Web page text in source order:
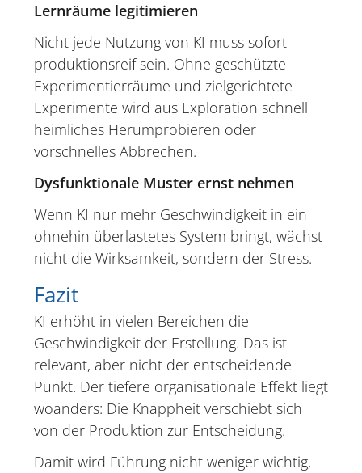
Lernräume legitimieren
Nicht jede Nutzung von KI muss sofort
produktionsreif sein. Ohne geschützte
Experimentierräume und zielgerichtete
Experimente wird aus Exploration schnell
heimliches Herumprobieren oder
vorschnelles Abbrechen.
Dysfunktionale Muster ernst nehmen
Wenn KI nur mehr Geschwindigkeit in ein
ohnehin überlastetes System bringt, wächst
nicht die Wirksamkeit, sondern der Stress.
Fazit
KI erhöht in vielen Bereichen die
Geschwindigkeit der Erstellung. Das ist
relevant, aber nicht der entscheidende
Punkt. Der tiefere organisationale Effekt liegt
woanders: Die Knappheit verschiebt sich
von der Produktion zur Entscheidung.
Damit wird Führung nicht weniger wichtig,